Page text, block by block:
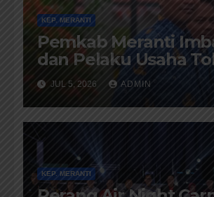
KEP. MERANTI
Pemkab Meranti
dan Pelaku Usaha
Intimidasi Berkedok
Permintaan
JUL 5, 2026 ADMIN
KEP. MERANTI